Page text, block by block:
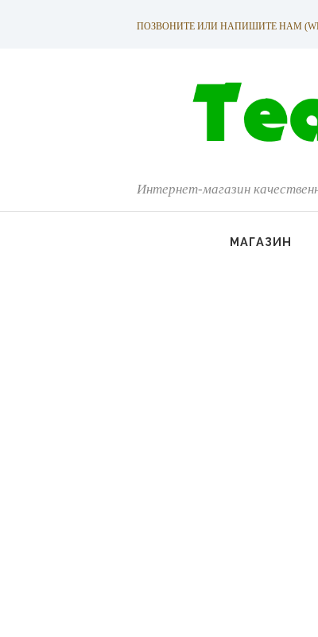
ПОЗВОНИТЕ ИЛИ НАПИШИТЕ НАМ
Интернет-магазин
МАГАЗИН